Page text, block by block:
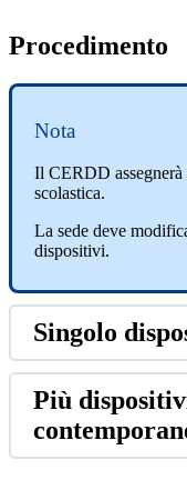
Procedimento
Nota
Il CERDD assegnerà
scolastica.
La sede deve
dispositivi.
Singolo
Più